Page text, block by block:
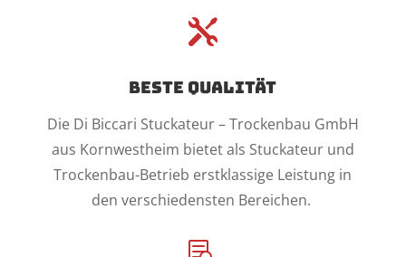

Beste Qualität
Die Di Biccari Stuckateur – Trockenbau GmbH
aus Kornwestheim bietet als Stuckateur und
Trockenbau-Betrieb erstklassige Leistung in
den verschiedensten Bereichen.